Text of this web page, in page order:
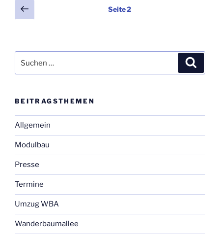
Seitennummerierung
der
Vorherige
Seite
Seite2
nach:
BEI­TRAGS­THE­MEN
Allgemein
Modulbau
Presse
Termine
Umzug WBA
Wanderbaumallee